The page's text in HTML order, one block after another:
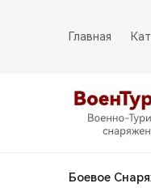
Главная
Боевое